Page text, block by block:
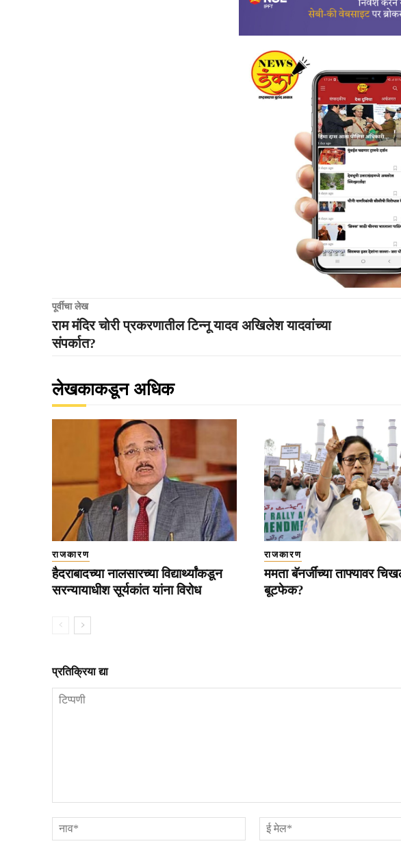
पूर्वीचा लेख
राम मंदिर चोरी प्रकरणातील टिन्नू यादव अखिलेश यादवांच्या
संपर्कात?
लेखकाकडून अधिक
राजकारण
हैदराबादच्या नालसारच्या विद्यार्थ्यांकडून
सरन्यायाधीश सूर्यकांत यांना विरोध
राजकारण
ममता बॅनर्जींच्या ताफ्यावर
बूटफेक?
प्रतिक्रिया द्या
नाव*